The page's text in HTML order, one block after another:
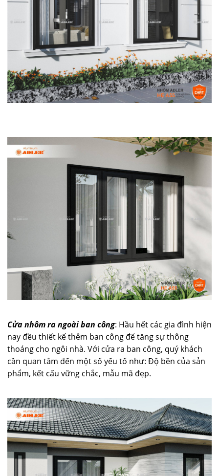
Cửa nhôm ra ngoài ban công: Hầu hết các gia đình hiện
nay đều thiết kế thêm ban công để tăng sự thông
thoáng cho ngôi nhà. Với cửa ra ban công, quý khách
cần quan tâm đến một số yếu tố như: Độ bền của sản
phẩm, kết cấu vững chắc, mẫu mã đẹp.